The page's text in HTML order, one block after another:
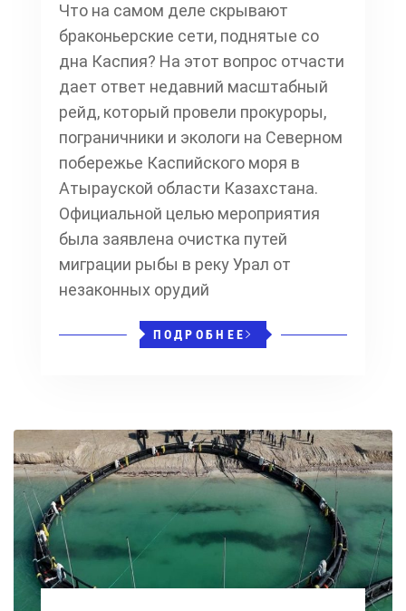
Что на самом деле скрывают
браконьерские сети, поднятые со
дна Каспия? На этот вопрос отчасти
дает ответ недавний масштабный
рейд, который провели прокуроры,
пограничники и экологи на Северном
побережье Каспийского моря в
Атырауской области Казахстана.
Официальной целью мероприятия
была заявлена очистка путей
миграции рыбы в реку Урал от
незаконных орудий
ПОДРОБНЕЕ